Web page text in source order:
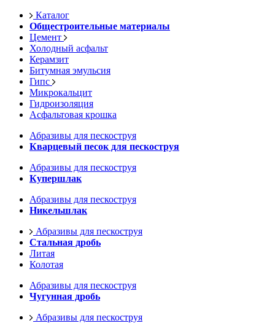
Каталог
Общестроительные материалы
Цемент
Холодный асфальт
Керамзит
Битумная эмульсия
Гипс
Микрокальцит
Гидроизоляция
Асфальтовая крошка
Абразивы для пескоструя
Кварцевый песок для пескоструя
Абразивы для пескоструя
Купершлак
Абразивы для пескоструя
Никельшлак
Абразивы для пескоструя
Стальная дробь
Литая
Колотая
Абразивы для пескоструя
Чугунная дробь
Абразивы для пескоструя